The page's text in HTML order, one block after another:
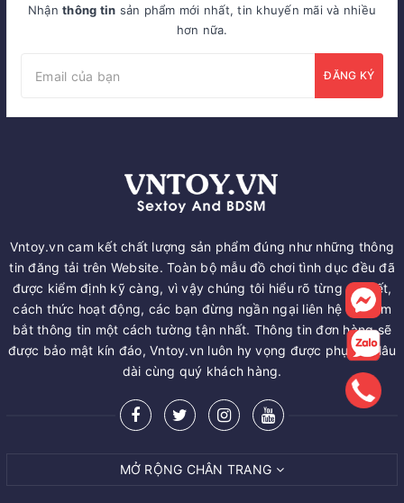
Nhậnthông tin sản phẩm mới nhất, tin khuyến mãi và nhiều
hơn nữa.
ĐĂNG KÝ
Vntoy.vn cam kết chất lượng sản phẩm đúng như những thông
tin đăng tải trên Website. Toàn bộ mẫu đồ chơi tình dục đều đã
được kiểm định kỹ càng, vì vậy chúng tôi hiểu rõ từng chi tiết,
cách thức hoạt động, các bạn đừng ngần ngại liên hệ để nắm
bắt thông tin một cách tường tận nhất. Thông tin đơn hàng sẽ
được bảo mật kín đáo, Vntoy.vn luôn hy vọng được phục vụ lâu
dài cùng quý khách hàng.
MỞ RỘNG CHÂN TRANG